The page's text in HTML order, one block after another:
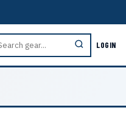
LOGIN